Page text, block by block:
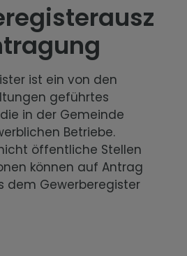
ist ein von den
geführtes
in der Gemeinde
Betriebe.
öffentliche Stellen
können auf Antrag
dem Gewerberegister